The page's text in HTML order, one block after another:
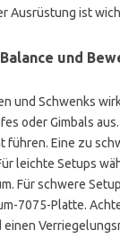
Ausrüstung ist
und
und Schwenks
oder Gimbals
führen. Eine zu
leichte Setups
Für schwere
7075-Platte.